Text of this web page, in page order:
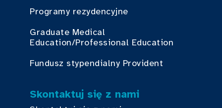
Programy rezydencyjne
Graduate Medical
Education/Professional Education
Fundusz stypendialny Provident
Skontaktuj się z nami